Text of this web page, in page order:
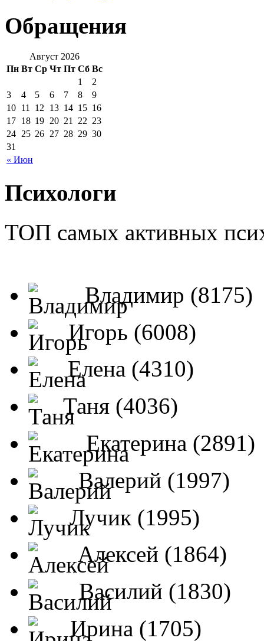
Обращения
Август 2026
Пн Вт Ср Чт Пт Сб Вс
« Июн
1
2
3
4 5 6 7 8
9
10 11 12 13 14 15 16
17 18 19 20 21 22 23
24 25 26 27 28 29 30
31
Психологи
ТОП самых активных
Владимир (8175)
Игорь (6008)
Елена (4310)
Таня (4036)
Екатерина (2891)
Валерий (1997)
Лучик (1995)
Алексей (1864)
Василий (1830)
Ирина (1705)